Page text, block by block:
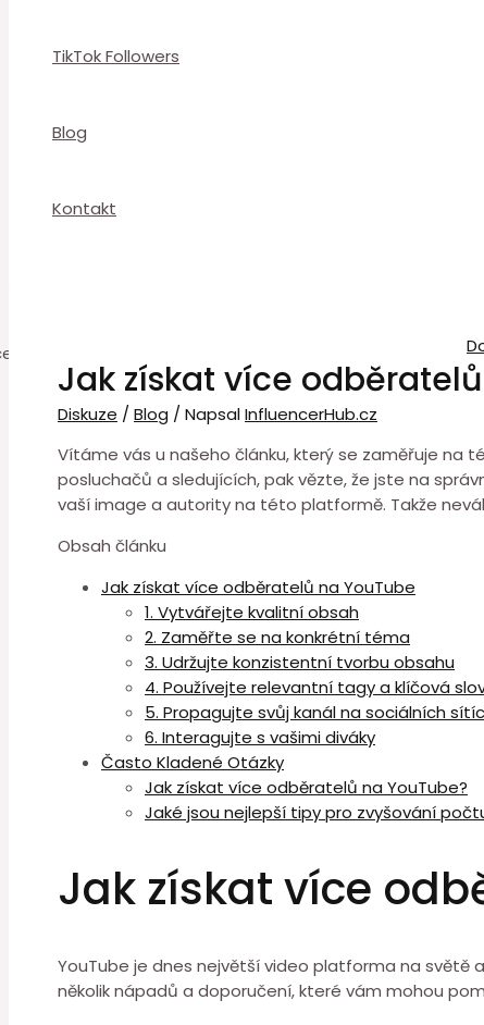
TikTok Followers
Blog
Kontakt
Jak získat více
Diskuze / Blog / NapsalInfluencerHub.cz
Vítáme vás u našeho článku, který se zaměřuje na
posluchačů a sledujících, pak vězte, že jste na
vaší image a autority na této platformě. Takže
Obsah článku
Jak získat více odběratelů na YouTube
1. Vytvářejte kvalitní obsah
2. Zaměřte se na konkrétní téma
3. Udržujte konzistentní tvorbu obsahu
4. Používejte relevantní tagy a klíčová
5. Propagujte svůj kanál na sociálních
6. Interagujte s vašimi diváky
Často Kladené Otázky
Jak získat více odběratelů na YouTube?
Jaké jsou nejlepší tipy pro zvyšování
Jak získat více
YouTube je dnes největší video platforma na světě
několik nápadů a doporučení, které vám mohou